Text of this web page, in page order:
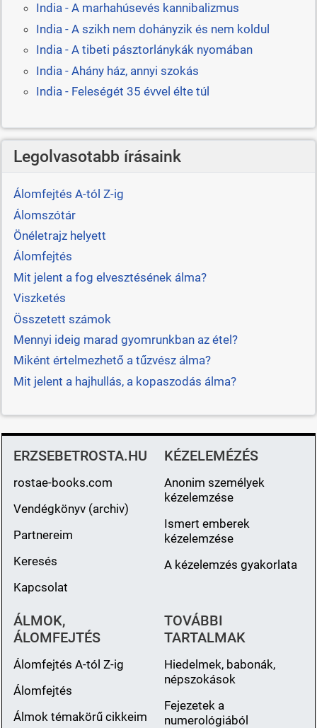
India - A marhahúsevés kannibalizmus
India - A szikh nem dohányzik és nem koldul
India - A tibeti pásztorlánykák nyomában
India - Ahány ház, annyi szokás
India - Feleségét 35 évvel élte túl
Legolvasotabb írásaink
Álomfejtés A-tól Z-ig
Álomszótár
Önéletrajz helyett
Álomfejtés
Mit jelent a fog elvesztésének álma?
Viszketés
Összetett számok
Mennyi ideig marad gyomrunkban az étel?
Miként értelmezhető a tűzvész álma?
Mit jelent a hajhullás, a kopaszodás álma?
ERZSEBETROSTA.HU
rostae-books.com
Vendégkönyv (archiv)
Partnereim
Keresés
Kapcsolat
KÉZELEMÉZÉS
Anonim személyek
kézelemzése
Ismert emberek
kézelemzése
A kézelemzés gyakorlata
ÁLMOK,
ÁLOMFEJTÉS
Álomfejtés A-tól Z-ig
Álomfejtés
Álmok témakörű cikkeim
TOVÁBBI
TARTALMAK
Hiedelmek, babonák,
népszokások
Fejezetek a
numerológiából